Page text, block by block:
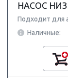
НАСОС
Подходит для
Наличные: